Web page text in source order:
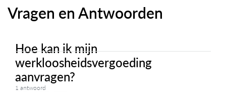
Vragen en Antwoorden
Hoe kan ik mijn
werkloosheidsvergoeding
aanvragen?
1 antwoord